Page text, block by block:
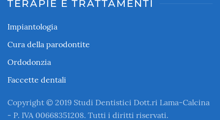
TERAPIE E TRATTAMENTI
Impiantologia
Cura della parodontite
Ordodonzia
Faccette dentali
Copyright © 2019 Studi Dentistici Dott.ri Lama-Calcina
- P. IVA 00668351208. Tutti i diritti riservati.